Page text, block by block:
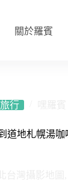
關於羅賓
行
道地札幌湯